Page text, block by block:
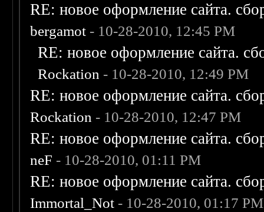
RE: новое оформление сайта.
bergamot - 10-28-2010, 12:45 PM
RE: новое оформление сайта.
Rockation - 10-28-2010, 12:49 PM
RE: новое оформление сайта.
Rockation - 10-28-2010, 12:47 PM
RE: новое оформление сайта.
neF - 10-28-2010, 01:11 PM
RE: новое оформление сайта.
Immortal_Not - 10-28-2010, 01:17 PM